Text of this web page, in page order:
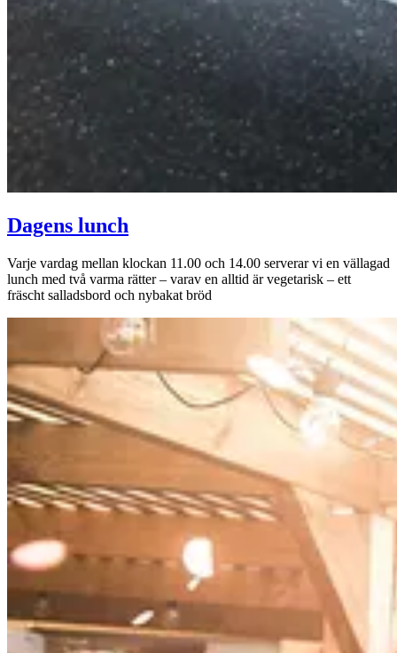
Dagens lunch
Varje vardag mellan klockan 11.00 och 14.00 serverar vi en vällagad
lunch med två varma rätter – varav en alltid är vegetarisk – ett
fräscht salladsbord och nybakat bröd